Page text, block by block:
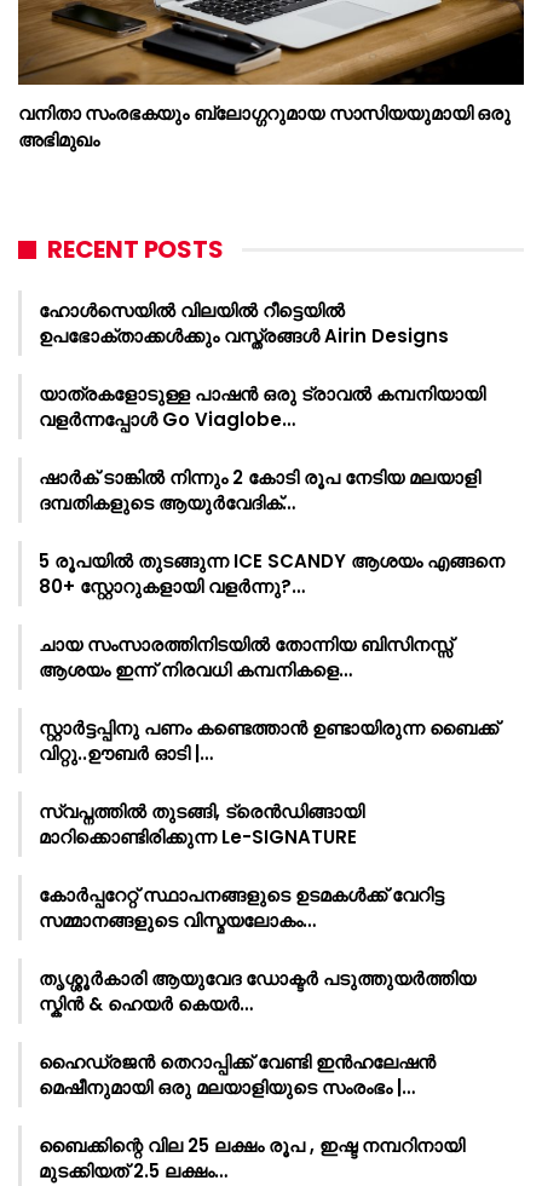
വനിതാ സംരഭകയും ബ്ലോഗ്ഗറുമായ സാസിയയുമായി ഒരു
അഭിമുഖം
RECENT POSTS
ഹോൾസെയിൽ വിലയിൽ റീട്ടെയിൽ
ഉപഭോക്താക്കൾക്കും വസ്ത്രങ്ങൾ Airin Designs
യാത്രകളോടുള്ള പാഷൻ ഒരു ട്രാവൽ കമ്പനിയായി
വളർന്നപ്പോൾ Go Viaglobe…
ഷാർക്‌ ടാങ്കിൽ നിന്നും 2 കോടി രൂപ നേടിയ മലയാളി
ദമ്പതികളുടെ ആയുർവേദിക്…
5 രൂപയിൽ തുടങ്ങുന്ന ICE SCANDY ആശയം എങ്ങനെ
80+ സ്റ്റോറുകളായി വളർന്നു?…
ചായ സംസാരത്തിനിടയിൽ തോന്നിയ ബിസിനസ്സ്
ആശയം ഇന്ന് നിരവധി കമ്പനികളെ…
സ്റ്റാർട്ടപ്പിനു പണം കണ്ടെത്താൻ ഉണ്ടായിരുന്ന ബൈക്ക്
വിറ്റു..ഊബർ ഓടി |…
സ്വപ്നത്തിൽ തുടങ്ങി, ട്രെൻഡിങ്ങായി
മാറിക്കൊണ്ടിരിക്കുന്ന Le-SIGNATURE
കോർപ്പറേറ്റ് സ്ഥാപനങ്ങളുടെ ഉടമകൾക്ക് വേറിട്ട
സമ്മാനങ്ങളുടെ വിസ്മയലോകം…
തൃശ്ശൂർകാരി ആയുവേദ ഡോക്ടർ പടുത്തുയർത്തിയ
സ്കിൻ & ഹെയർ കെയർ…
ഹൈഡ്രജൻ തെറാപ്പിക്ക് വേണ്ടി ഇൻഹലേഷൻ
മെഷീനുമായി ഒരു മലയാളിയുടെ സംരംഭം |…
ബൈക്കിന്റെ വില 25 ലക്ഷം രൂപ , ഇഷ്ട നമ്പറിനായി
മുടക്കിയത് 2.5 ലക്ഷം…